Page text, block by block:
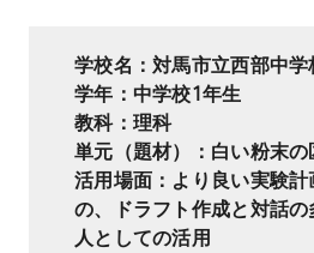
学校名：対馬市立西部中学
学年：中学校1年生
教科：理科
単元（題材）：白い粉末の
活用場面：より良い実験
の、ドラフト作成と対話
人としての活用